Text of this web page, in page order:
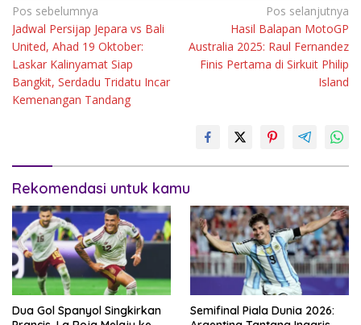
Navigasi
pos
Pos sebelumnya
Jadwal Persijap Jepara vs Bali
United, Ahad 19 Oktober:
Laskar Kalinyamat Siap
Bangkit, Serdadu Tridatu Incar
Kemenangan Tandang
Pos selanjutnya
Hasil Balapan MotoGP
Australia 2025: Raul Fernandez
Finis Pertama di Sirkuit Philip
Island
Rekomendasi untuk kamu
Dua Gol Spanyol Singkirkan
Semifinal Piala Dunia 2026: